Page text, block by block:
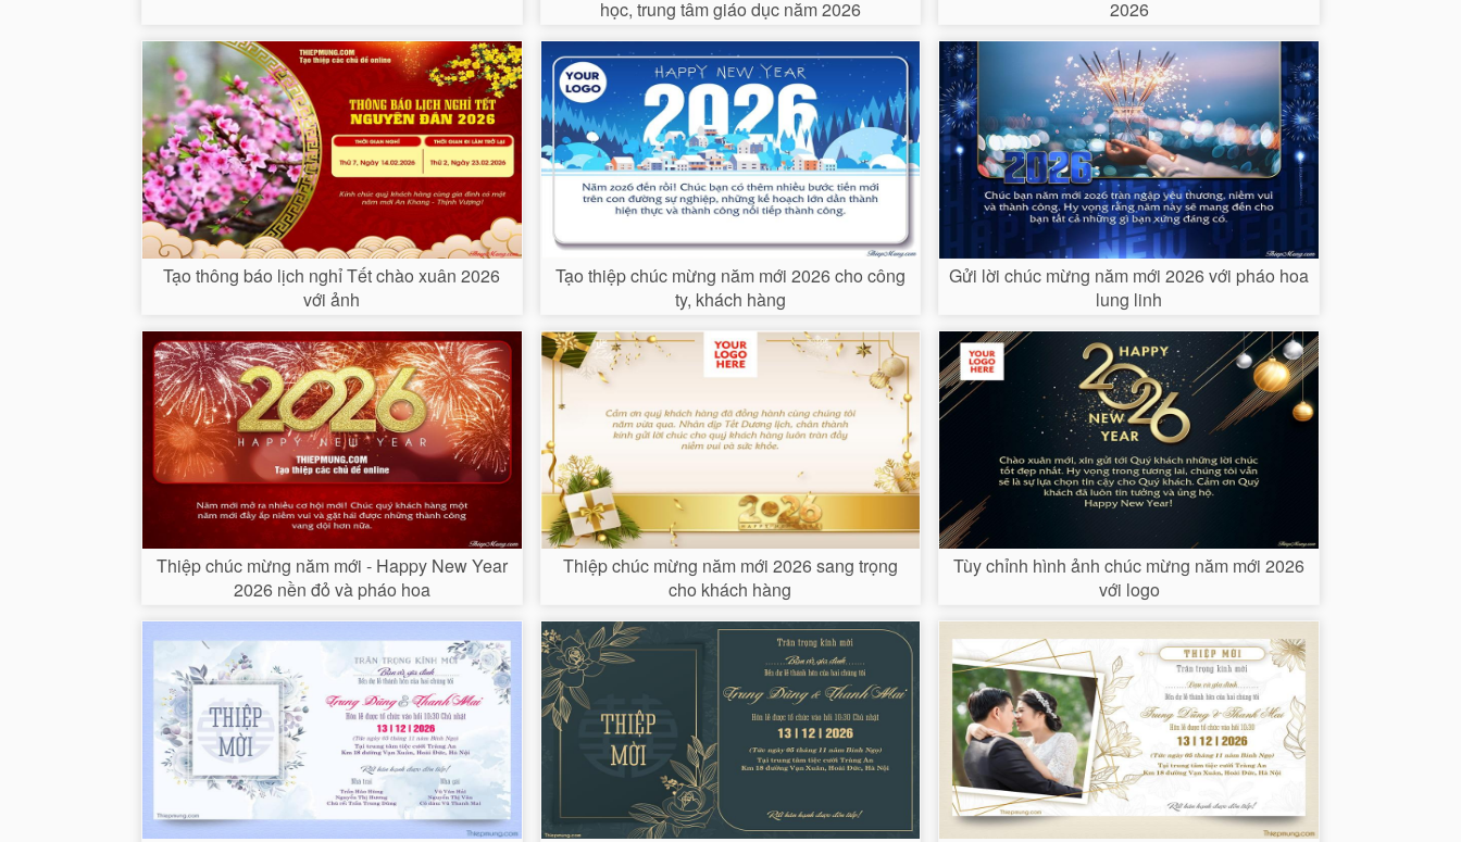
học, trung tâm giáo dục năm 2026
2026
Tạo thông báo lịch nghỉ Tết chào xuân 2026
với ảnh
Tạo thiệp chúc mừng năm mới 2026 cho công
ty, khách hàng
Gửi lời chúc mừng năm mới 2026 với pháo hoa
lung linh
Thiệp chúc mừng năm mới - Happy New Year
2026 nền đỏ và pháo hoa
Thiệp chúc mừng năm mới 2026 sang trọng
cho khách hàng
Tùy chỉnh hình ảnh chúc mừng năm mới 2026
với logo